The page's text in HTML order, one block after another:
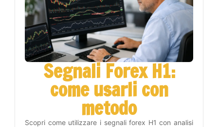
Segnali Forex H1:
come usarli con
metodo
Scopri come utilizzare i segnali forex H1 con analisi